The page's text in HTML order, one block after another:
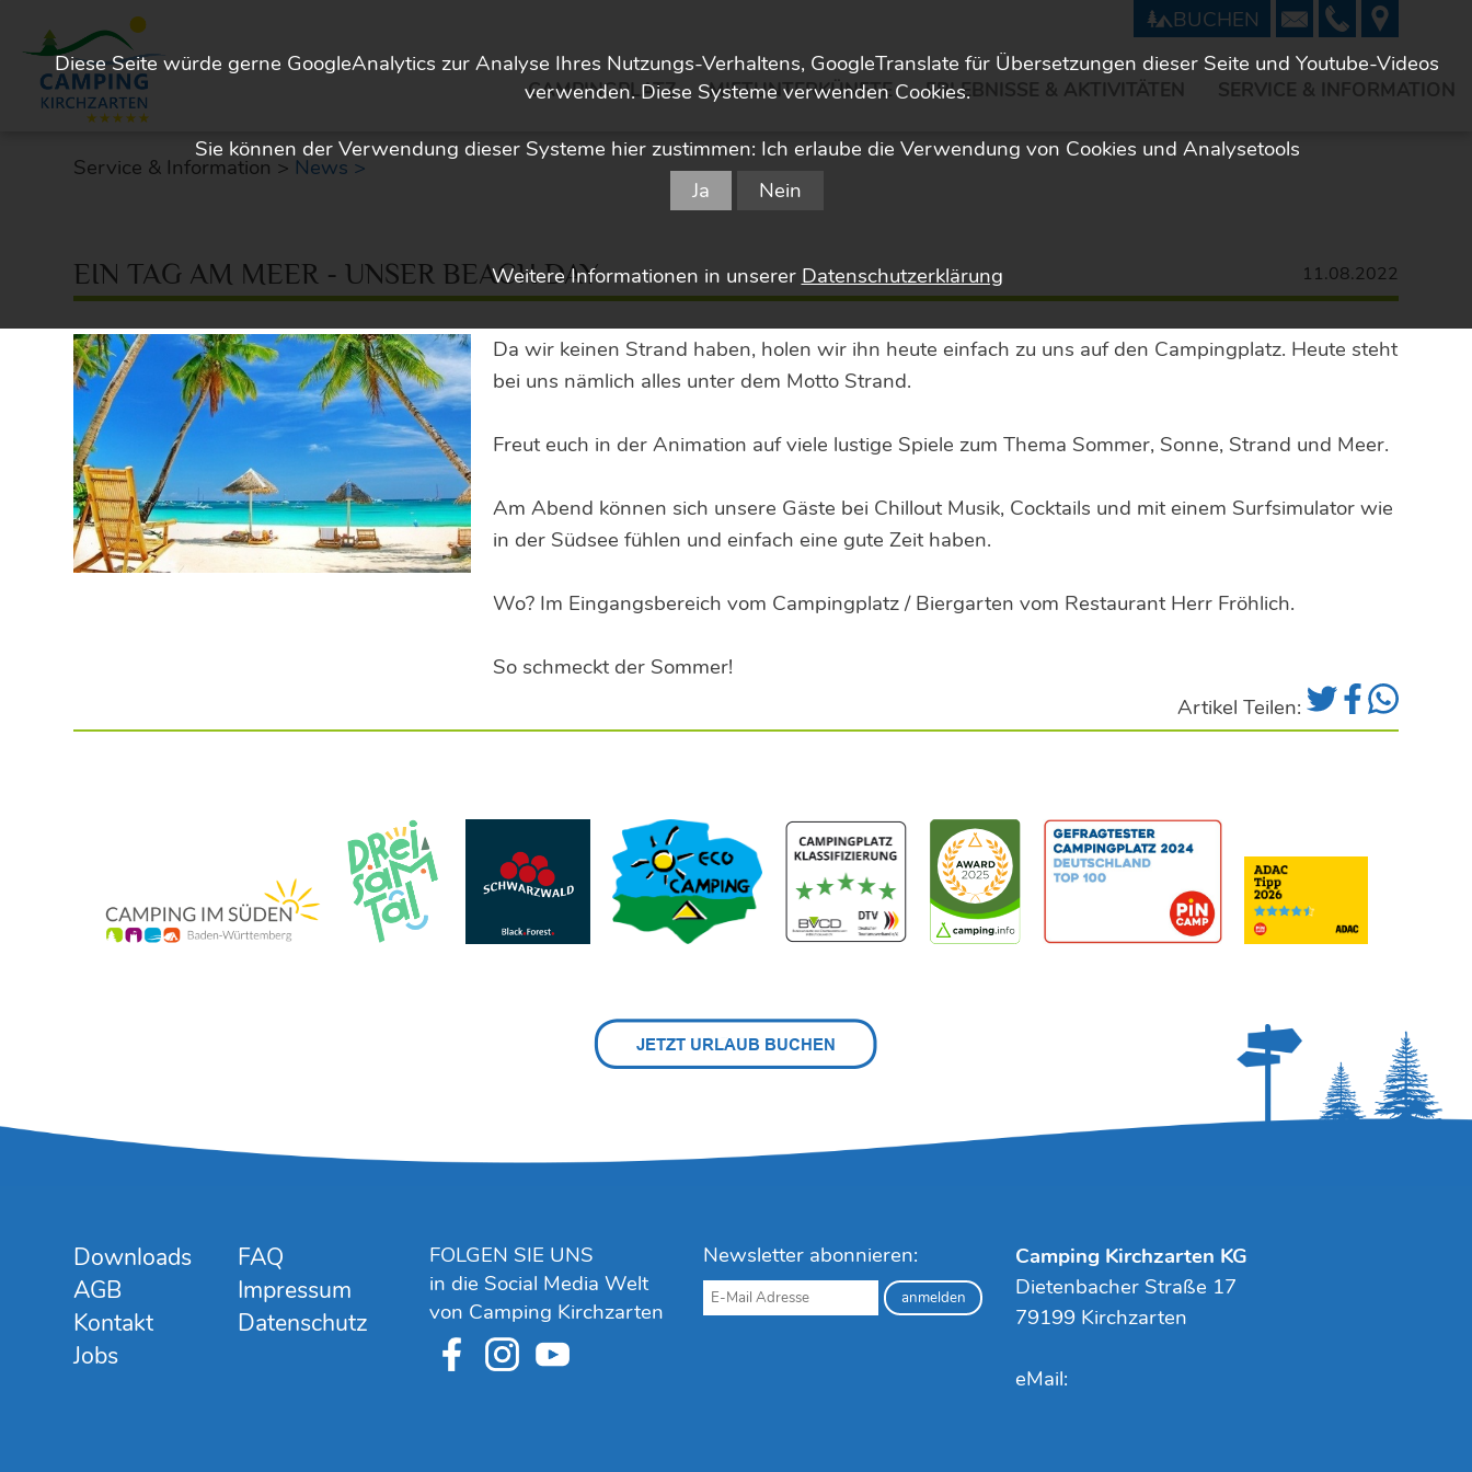
BUCHEN
CAMPINGPLATZ MIETUNTERKÜNFTE ERLEBNISSE & AKTIVITÄTEN SERVICE & INFORMATION
Service & Information > News >
EIN TAG AM MEER - UNSER BEACH DAY 11.08.2022
Da wir keinen Strand haben, holen wir ihn heute einfach zu uns auf den Campingplatz. Heute steht
bei uns nämlich alles unter dem Motto Strand.
Freut euch in der Animation auf viele lustige Spiele zum Thema Sommer, Sonne, Strand und Meer.
Am Abend können sich unsere Gäste bei Chillout Musik, Cocktails und mit einem Surfsimulator wie
in der Südsee fühlen und einfach eine gute Zeit haben.
Wo? Im Eingangsbereich vom Campingplatz / Biergarten vom Restaurant Herr Fröhlich.
So schmeckt der Sommer!
Artikel Teilen:
Downloads
AGB
Kontakt
Jobs
FAQ
Impressum
Datenschutz
FOLGEN SIE UNS
in die Social Media Welt
von Camping Kirchzarten
Newsletter abonnieren:
Camping Kirchzarten KG
Dietenbacher Straße 17
79199 Kirchzarten
eMail:
Diese Seite würde gerne GoogleAnalytics zur Analyse Ihres Nutzungs-Verhaltens, GoogleTranslate für Übersetzungen dieser Seite und Youtube-Videos
verwenden. Diese Systeme verwenden Cookies.
Sie können der Verwendung dieser Systeme hier zustimmen: Ich erlaube die Verwendung von Cookies und Analysetools
Ja
Nein
Weitere Informationen in unserer Datenschutzerklärung